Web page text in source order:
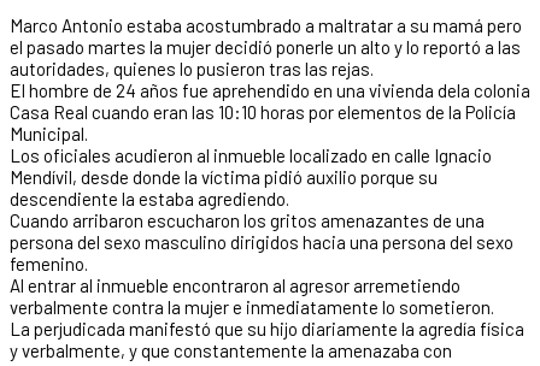
Marco Antonio estaba acostumbrado a maltratar a su mamá pero
el pasado martes la mujer decidió ponerle un alto y lo reportó a las
autoridades, quienes lo pusieron tras las rejas.
El hombre de 24 años fue aprehendido en una vivienda dela colonia
Casa Real cuando eran las 10:10 horas por elementos de la Policía
Municipal.
Los oficiales acudieron al inmueble localizado en calle Ignacio
Mendívil, desde donde la víctima pidió auxilio porque su
descendiente la estaba agrediendo.
Cuando arribaron escucharon los gritos amenazantes de una
persona del sexo masculino dirigidos hacia una persona del sexo
femenino.
Al entrar al inmueble encontraron al agresor arremetiendo
verbalmente contra la mujer e inmediatamente lo sometieron.
La perjudicada manifestó que su hijo diariamente la agredía física
y verbalmente, y que constantemente la amenazaba con